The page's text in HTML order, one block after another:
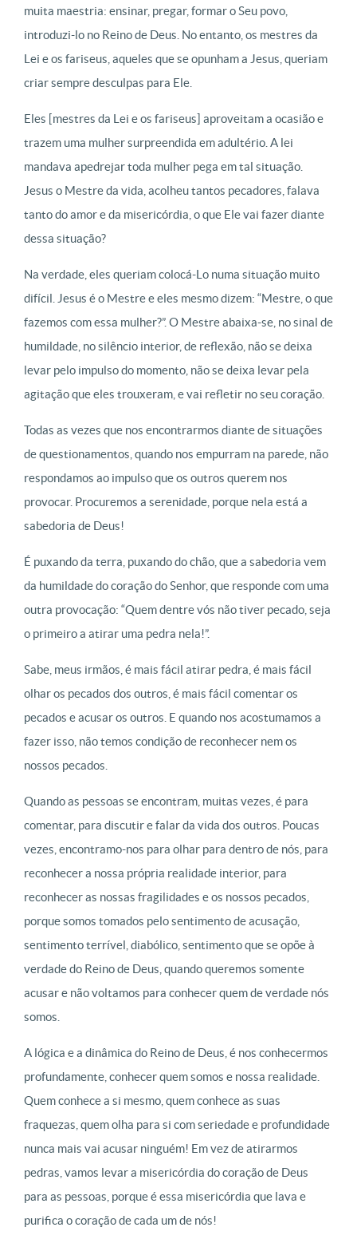
muita maestria: ensinar, pregar, formar o Seu povo,
introduzi-lo no Reino de Deus. No entanto, os mestres da
Lei e os fariseus, aqueles que se opunham a Jesus, queriam
criar sempre desculpas para Ele.
Eles [mestres da Lei e os fariseus] aproveitam a ocasião e
trazem uma mulher surpreendida em adultério. A lei
mandava apedrejar toda mulher pega em tal situação.
Jesus o Mestre da vida, acolheu tantos pecadores, falava
tanto do amor e da misericórdia, o que Ele vai fazer diante
dessa situação?
Na verdade, eles queriam colocá-Lo numa situação muito
difícil. Jesus é o Mestre e eles mesmo dizem: “Mestre, o que
fazemos com essa mulher?”. O Mestre abaixa-se, no sinal de
humildade, no silêncio interior, de reflexão, não se deixa
levar pelo impulso do momento, não se deixa levar pela
agitação que eles trouxeram, e vai refletir no seu coração.
Todas as vezes que nos encontrarmos diante de situações
de questionamentos, quando nos empurram na parede, não
respondamos ao impulso que os outros querem nos
provocar. Procuremos a serenidade, porque nela está a
sabedoria de Deus!
É puxando da terra, puxando do chão, que a sabedoria vem
da humildade do coração do Senhor, que responde com uma
outra provocação: “Quem dentre vós não tiver pecado, seja
o primeiro a atirar uma pedra nela!”.
Sabe, meus irmãos, é mais fácil atirar pedra, é mais fácil
olhar os pecados dos outros, é mais fácil comentar os
pecados e acusar os outros. E quando nos acostumamos a
fazer isso, não temos condição de reconhecer nem os
nossos pecados.
Quando as pessoas se encontram, muitas vezes, é para
comentar, para discutir e falar da vida dos outros. Poucas
vezes, encontramo-nos para olhar para dentro de nós, para
reconhecer a nossa própria realidade interior, para
reconhecer as nossas fragilidades e os nossos pecados,
porque somos tomados pelo sentimento de acusação,
sentimento terrível, diabólico, sentimento que se opõe à
verdade do Reino de Deus, quando queremos somente
acusar e não voltamos para conhecer quem de verdade nós
somos.
A lógica e a dinâmica do Reino de Deus, é nos conhecermos
profundamente, conhecer quem somos e nossa realidade.
Quem conhece a si mesmo, quem conhece as suas
fraquezas, quem olha para si com seriedade e profundidade
nunca mais vai acusar ninguém! Em vez de atirarmos
pedras, vamos levar a misericórdia do coração de Deus
para as pessoas, porque é essa misericórdia que lava e
purifica o coração de cada um de nós!